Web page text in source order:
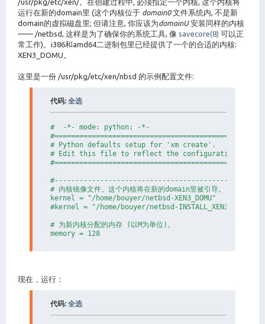
/usr/pkg/etc/xen/。在创建过程中, 必须指定一个内核, 这个内核将
运行在新的domain里 (这个内核位于 domain0文件系统内, 不是新
domain的虚拟磁盘里; 但请注意, 你应该为domainU安装同样的内核
—— /netbsd, 这样是为了确保你的系统工具, 像 savecore(8) 可以正
常工作)。i386和amd64二进制包里已经提供了一个的合适的内核:
XEN3_DOMU。
这里是一份 /usr/pkg/etc/xen/nbsd 的示例配置文件:
代码: 全选
#  -*- mode: python; -*-
# Python defaults setup for 'xm create'.
# Edit this file to reflect the configuration of
# 内核镜像文件。这个内核将在新的domain里被引导。
kernel = "/home/bouyer/netbsd-XEN3_DOMU"
#kernel = "/home/bouyer/netbsd-INSTALL_XEN3_DOMU"
# 为新内核分配的内存 (以M为单位)。
memory = 128
#
# 为此domain设置的虚拟的CPU数量。
#
现在，运行：
代码: 全选